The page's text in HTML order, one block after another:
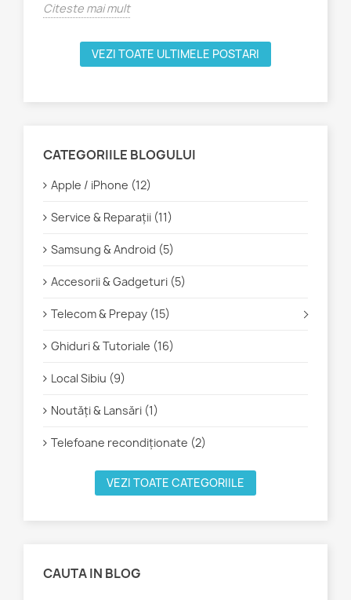
Citeste mai mult
VEZI TOATE ULTIMELE POSTARI
CATEGORIILE BLOGULUI
Apple / iPhone (12)
Service & Reparații (11)
Samsung & Android (5)
Accesorii & Gadgeturi (5)
Telecom & Prepay (15)
Ghiduri & Tutoriale (16)
Local Sibiu (9)
Noutăți & Lansări (1)
Telefoane recondiționate (2)
VEZI TOATE CATEGORIILE
CAUTA IN BLOG